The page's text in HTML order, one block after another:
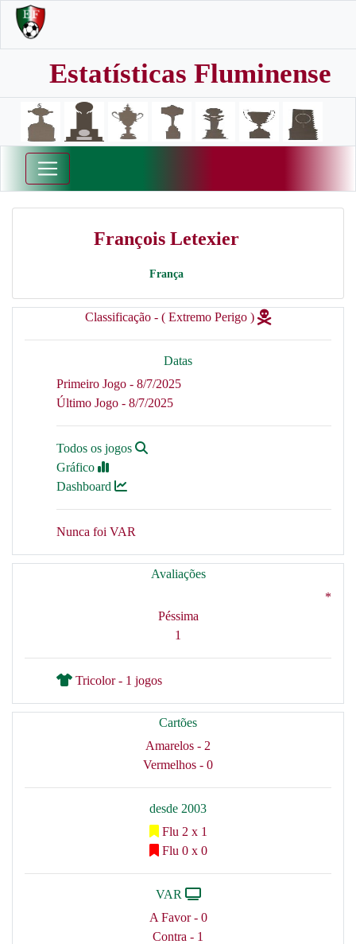
Estatísticas Fluminense
François Letexier
França
Classificação - ( Extremo Perigo )
Datas
Primeiro Jogo - 8/7/2025
Último Jogo - 8/7/2025
Todos os jogos
Gráfico
Dashboard
Nunca foi VAR
Avaliações
*
Péssima
1
Tricolor - 1 jogos
Cartões
Amarelos - 2
Vermelhos - 0
desde 2003
Flu 2 x 1
Flu 0 x 0
VAR
A Favor - 0
Contra - 1